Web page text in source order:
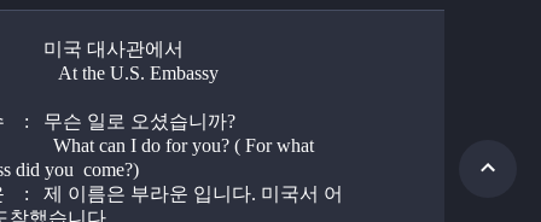
다.
Yes. I landed on Kimpo Airport
morning
: 한국에 얼마나 오래 계실 예정
미국 대사관에서
                       At the U.S. Embassy
:   무슨 일로 오셨습니까?
did you  come?)
:   제 이름은 부라운 입니다. 미국서 어
착했습니다.